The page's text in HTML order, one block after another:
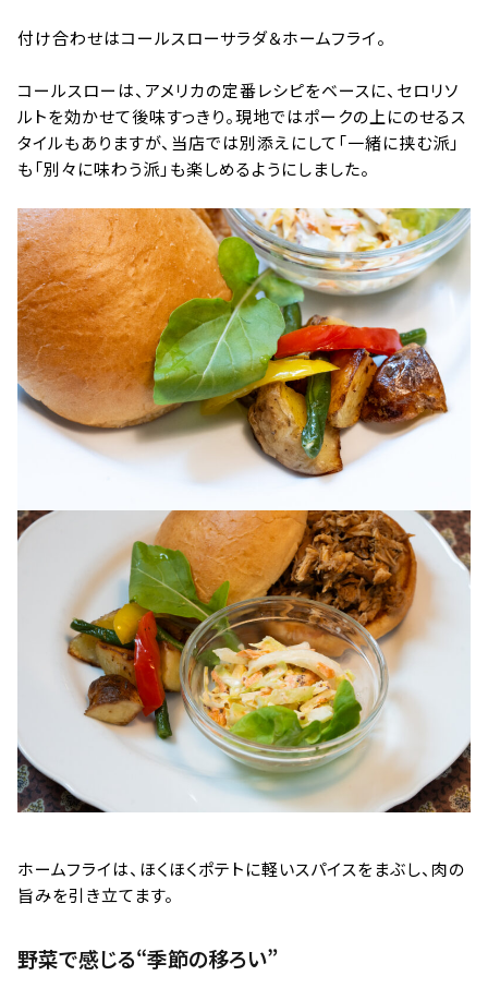
付け合わせはコールスローサラダ＆ホームフライ。
コールスローは、アメリカの定番レシピをベースに、セロリソ
ルトを効かせて後味すっきり。現地ではポークの上にのせるス
タイルもありますが、当店では別添えにして「一緒に挟む派」
も「別々に味わう派」も楽しめるようにしました。
ホームフライは、ほくほくポテトに軽いスパイスをまぶし、肉の
旨みを引き立てます。
野菜で感じる“季節の移ろい”